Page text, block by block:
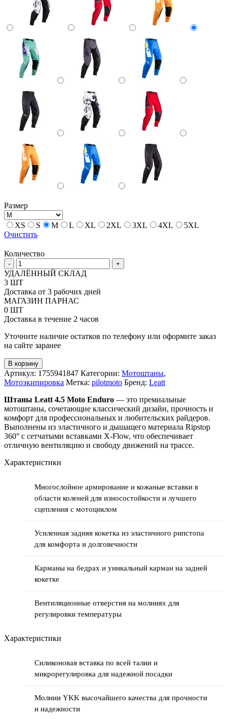
Размер
XS S M L XL 2XL 3XL 4XL
5XL
Очистить
Количество
-
Количество
товара
Штаны
для
мотокросса
Leatt
4.5
+
УДАЛЁННЫЙ СКЛАД
3 ШТ
Доставка от 3 рабочих дней
МАГАЗИН ПАРНАС
0 ШТ
Доставка в течение 2 часов
Уточните наличие остатков по телефону или оформите заказ
на сайте заранее
В корзину
Артикул: 1755941847 Категории: Мотоштаны,
Мотоэкипировка Метка: pilotmoto Бренд: Leatt
Штаны Leatt 4.5 Moto Enduro — это премиальные
мотоштаны, сочетающие классический дизайн, прочность и
комфорт для профессиональных и любительских райдеров.
Выполнены из эластичного и дышащего материала Ripstop
360° с сетчатыми вставками X-Flow, что обеспечивает
отличную вентиляцию и свободу движений на трассе.
Характеристики
Многослойное армирование и кожаные вставки в
области коленей для износостойкости и лучшего
сцепления с мотоциклом
Усиленная задняя кокетка из эластичного рипстопа
для комфорта и долговечности
Карманы на бедрах и уникальный карман на задней
кокетке
Вентиляционные отверстия на молниях для
регулировки температуры
Характеристики
Силиконовая вставка по всей талии и
микрорегулировка для надежной посадки
Молнии YKK высочайшего качества для прочности
и надежности